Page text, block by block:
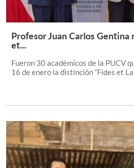
Profesor Juan Carlos
et...
Fueron 30 académicos de la PUCV
16 de enero la distinción “Fides et